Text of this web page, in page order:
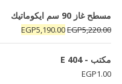
مسطح غاز 90 سم ايكوماتيك
EGP5,220.00
السعر
الأصلي
هو:
EGP5,190.00
السعر
الحالي
مكتب - E 404
EGP1.00